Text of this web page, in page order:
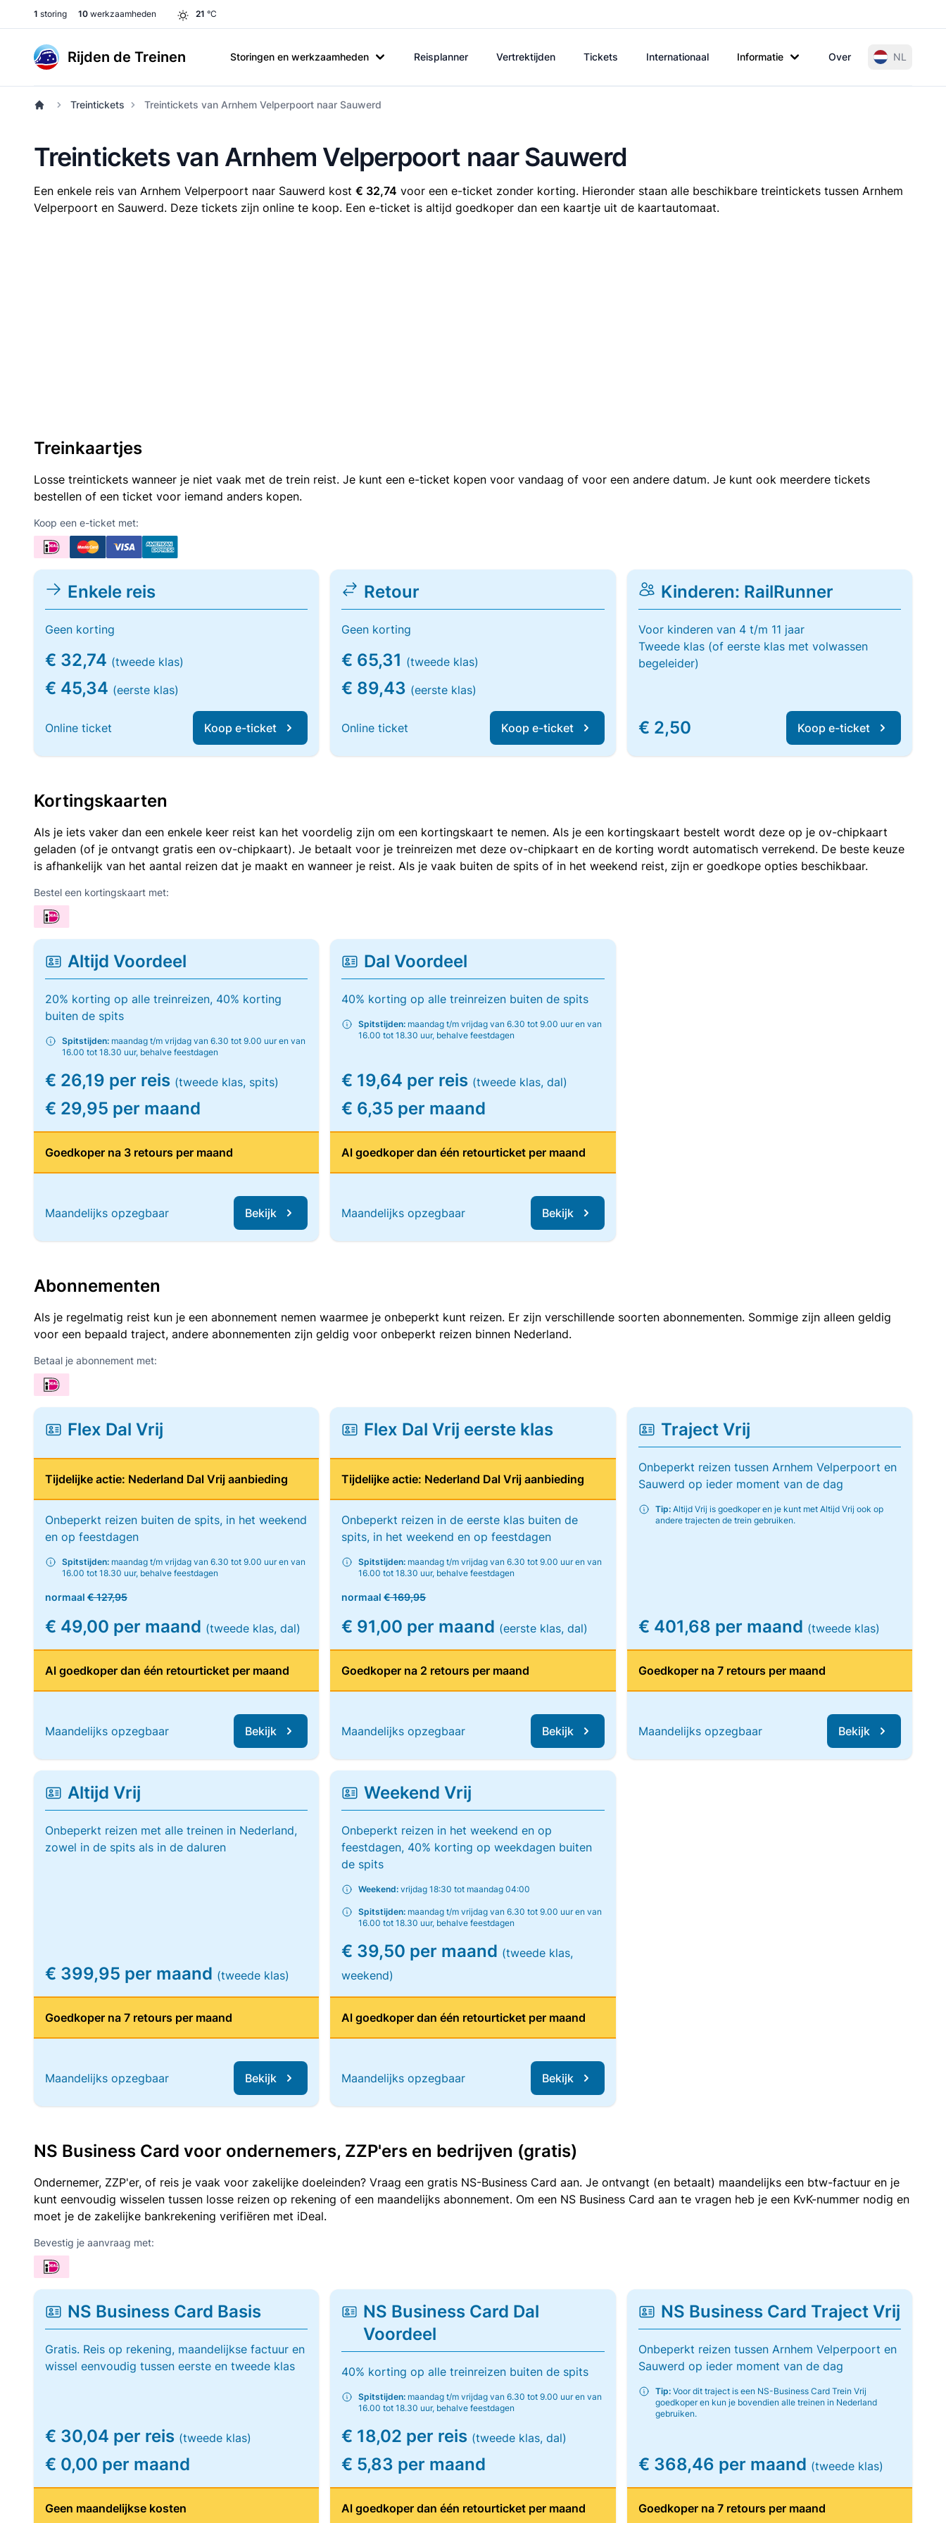
1 storing 10 werkzaamheden 21 °C
Rijden de Treinen Storingen en werkzaamheden Reisplanner Vertrektijden Tickets Internationaal Informatie Over NL
Treintickets Treintickets van Arnhem Velperpoort naar Sauwerd
Treintickets van Arnhem Velperpoort naar Sauwerd
Een enkele reis van Arnhem Velperpoort naar Sauwerd kost € 32,74 voor een e-ticket zonder korting. Hieronder staan alle beschikbare treintickets tussen Arnhem
Velperpoort en Sauwerd. Deze tickets zijn online te koop. Een e-ticket is altijd goedkoper dan een kaartje uit de kaartautomaat.
Treinkaartjes
Losse treintickets wanneer je niet vaak met de trein reist. Je kunt een e-ticket kopen voor vandaag of voor een andere datum. Je kunt ook meerdere tickets
bestellen of een ticket voor iemand anders kopen.
Koop een e-ticket met:
Enkele reis
Geen korting
€ 32,74 (tweede klas)
€ 45,34 (eerste klas)
Online ticket Koop e-ticket
Retour
Geen korting
€ 65,31 (tweede klas)
€ 89,43 (eerste klas)
Online ticket Koop e-ticket
Kinderen: RailRunner
Voor kinderen van 4 t/m 11 jaar
Tweede klas (of eerste klas met volwassen
begeleider)
€ 2,50 Koop e-ticket
Kortingskaarten
Als je iets vaker dan een enkele keer reist kan het voordelig zijn om een kortingskaart te nemen. Als je een kortingskaart bestelt wordt deze op je ov-chipkaart
geladen (of je ontvangt gratis een ov-chipkaart). Je betaalt voor je treinreizen met deze ov-chipkaart en de korting wordt automatisch verrekend. De beste keuze
is afhankelijk van het aantal reizen dat je maakt en wanneer je reist. Als je vaak buiten de spits of in het weekend reist, zijn er goedkope opties beschikbaar.
Bestel een kortingskaart met:
Altijd Voordeel
20% korting op alle treinreizen, 40% korting
buiten de spits
Spitstijden: maandag t/m vrijdag van 6.30 tot 9.00 uur en van
16.00 tot 18.30 uur, behalve feestdagen
€ 26,19 per reis (tweede klas, spits)
€ 29,95 per maand
Goedkoper na 3 retours per maand
Maandelijks opzegbaar Bekijk
Dal Voordeel
40% korting op alle treinreizen buiten de spits
Spitstijden: maandag t/m vrijdag van 6.30 tot 9.00 uur en van
16.00 tot 18.30 uur, behalve feestdagen
€ 19,64 per reis (tweede klas, dal)
€ 6,35 per maand
Al goedkoper dan één retourticket per maand
Maandelijks opzegbaar Bekijk
Abonnementen
Als je regelmatig reist kun je een abonnement nemen waarmee je onbeperkt kunt reizen. Er zijn verschillende soorten abonnementen. Sommige zijn alleen geldig
voor een bepaald traject, andere abonnementen zijn geldig voor onbeperkt reizen binnen Nederland.
Betaal je abonnement met:
Flex Dal Vrij
Tijdelijke actie: Nederland Dal Vrij aanbieding
Onbeperkt reizen buiten de spits, in het weekend
en op feestdagen
Spitstijden: maandag t/m vrijdag van 6.30 tot 9.00 uur en van
16.00 tot 18.30 uur, behalve feestdagen
normaal € 127,95
€ 49,00 per maand (tweede klas, dal)
Al goedkoper dan één retourticket per maand
Maandelijks opzegbaar Bekijk
Flex Dal Vrij eerste klas
Tijdelijke actie: Nederland Dal Vrij aanbieding
Onbeperkt reizen in de eerste klas buiten de
spits, in het weekend en op feestdagen
Spitstijden: maandag t/m vrijdag van 6.30 tot 9.00 uur en van
16.00 tot 18.30 uur, behalve feestdagen
normaal€ 169,95
€ 91,00 per maand (eerste klas, dal)
Goedkoper na 2 retours per maand
Maandelijks opzegbaar Bekijk
Traject Vrij
Onbeperkt reizen tussen Arnhem Velperpoort en
Sauwerd op ieder moment van de dag
Tip:Altijd Vrij is goedkoper en je kunt met Altijd Vrij ook op
andere trajecten de trein gebruiken.
€ 401,68 per maand (tweede klas)
Goedkoper na 7 retours per maand
Maandelijks opzegbaar Bekijk
Altijd Vrij
Onbeperkt reizen met alle treinen in Nederland,
zowel in de spits als in de daluren
€ 399,95 per maand (tweede klas)
Goedkoper na 7 retours per maand
Maandelijks opzegbaar Bekijk
Weekend Vrij
Onbeperkt reizen in het weekend en op
feestdagen, 40% korting op weekdagen buiten
de spits
Weekend: vrijdag 18:30 tot maandag 04:00
Spitstijden: maandag t/m vrijdag van 6.30 tot 9.00 uur en van
16.00 tot 18.30 uur, behalve feestdagen
€ 39,50 per maand (tweede klas,
weekend)
Al goedkoper dan één retourticket per maand
Maandelijks opzegbaar Bekijk
NS Business Card voor ondernemers, ZZP'ers en bedrijven (gratis)
Ondernemer, ZZP'er, of reis je vaak voor zakelijke doeleinden? Vraag een gratis NS-Business Card aan. Je ontvangt (en betaalt) maandelijks een btw-factuur en je
kunt eenvoudig wisselen tussen losse reizen op rekening of een maandelijks abonnement. Om een NS Business Card aan te vragen heb je een KvK-nummer nodig en
moet je de zakelijke bankrekening verifiëren met iDeal.
Bevestig je aanvraag met:
NS Business Card Basis
Gratis. Reis op rekening, maandelijkse factuur en
wissel eenvoudig tussen eerste en tweede klas
€ 30,04 per reis (tweede klas)
€ 0,00 per maand
Geen maandelijkse kosten
NS Business Card Dal
Voordeel
40% korting op alle treinreizen buiten de spits
Spitstijden: maandag t/m vrijdag van 6.30 tot 9.00 uur en van
16.00 tot 18.30 uur, behalve feestdagen
€ 18,02 per reis (tweede klas, dal)
€ 5,83 per maand
Al goedkoper dan één retourticket per maand
NS Business Card Traject Vrij
Onbeperkt reizen tussen Arnhem Velperpoort en
Sauwerd op ieder moment van de dag
Tip:Voor dit traject is een NS-Business Card Trein Vrij
goedkoper en kun je bovendien alle treinen in Nederland
gebruiken.
€ 368,46 per maand (tweede klas)
Goedkoper na 7 retours per maand